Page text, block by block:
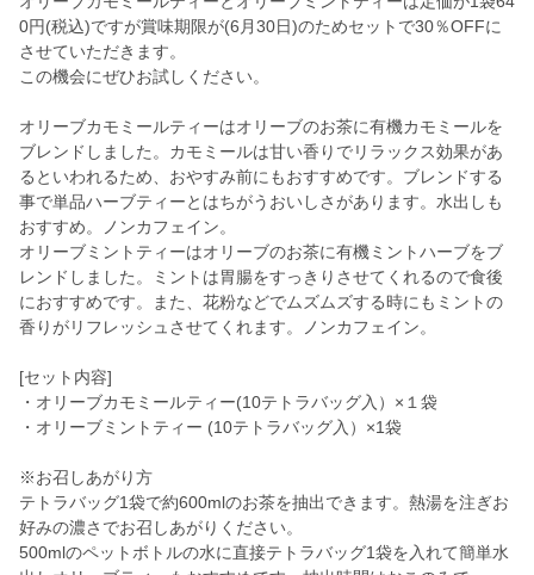
0円(税込)ですが賞味期限が(6月30日)のためセットで30％OFFに
させていただきます。
この機会にぜひお試しください。
オリーブカモミールティーはオリーブのお茶に有機カモミールを
ブレンドしました。カモミールは甘い香りでリラックス効果があ
るといわれるため、おやすみ前にもおすすめです。ブレンドする
事で単品ハーブティーとはちがうおいしさがあります。水出しも
おすすめ。ノンカフェイン。
オリーブミントティーはオリーブのお茶に有機ミントハーブをブ
レンドしました。ミントは胃腸をすっきりさせてくれるので食後
におすすめです。また、花粉などでムズムズする時にもミントの
香りがリフレッシュさせてくれます。ノンカフェイン。
[セット内容]
・オリーブカモミールティー(10テトラバッグ入）×１袋
・オリーブミントティー (10テトラバッグ入）×1袋
※お召しあがり方
テトラバッグ1袋で約600mlのお茶を抽出できます。熱湯を注ぎお
好みの濃さでお召しあがりください。
500mlのペットボトルの水に直接テトラバッグ1袋を入れて簡単水